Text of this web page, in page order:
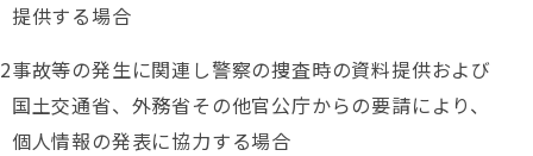
提供する場合
事故等の発生に関連し警察の捜査時の資料提供および
国土交通省、外務省その他官公庁からの要請により、
個人情報の発表に協力する場合